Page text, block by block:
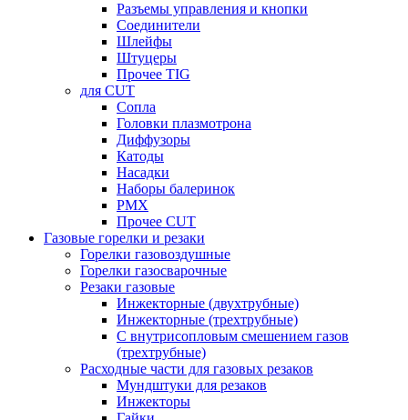
Разъемы управления и кнопки
Соединители
Шлейфы
Штуцеры
Прочее TIG
для CUT
Сопла
Головки плазмотрона
Диффузоры
Катоды
Насадки
Наборы балеринок
PMX
Прочее CUT
Газовые горелки и резаки
Горелки газовоздушные
Горелки газосварочные
Резаки газовые
Инжекторные (двухтрубные)
Инжекторные (трехтрубные)
С внутрисопловым смешением газов
(трехтрубные)
Расходные части для газовых резаков
Мундштуки для резаков
Инжекторы